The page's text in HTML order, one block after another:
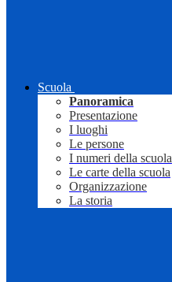
Scuola
Panoramica
Presentazione
I luoghi
Le persone
I numeri della scuola
Le carte della scuola
Organizzazione
La storia